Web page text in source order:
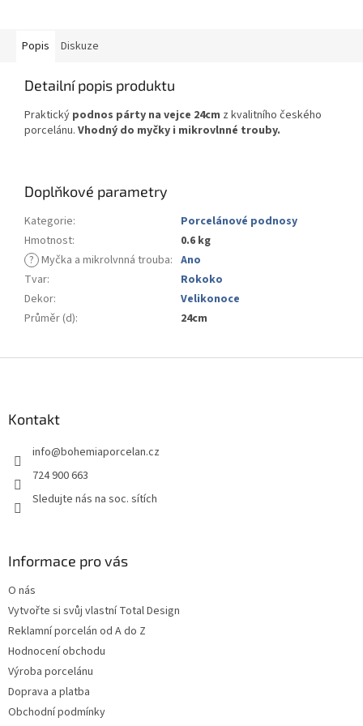
Popis Diskuze
Detailní popis produktu
Praktický podnos párty na vejce 24cm z kvalitního českého
porcelánu. Vhodný do myčky i mikrovlnné trouby.
Doplňkové parametry
Kategorie:
Porcelánové podnosy
Hmotnost:
0.6 kg
? Myčka a mikrolvnná trouba: Ano
Tvar:
Rokoko
Dekor:
Velikonoce
Průměr (d): 24cm
Kontakt
info@bohemiaporcelan.cz
724 900 663
Sledujte nás na soc. sítích
Informace pro vás
O nás
Vytvořte si svůj vlastní Total Design
Reklamní porcelán od A do Z
Hodnocení obchodu
Výroba porcelánu
Doprava a platba
Obchodní podmínky